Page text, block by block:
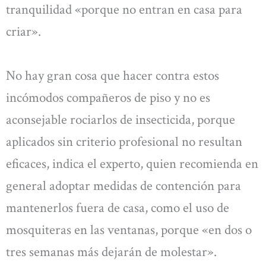
tranquilidad «porque no entran en casa para
criar».
No hay gran cosa que hacer contra estos
incómodos compañeros de piso y no es
aconsejable rociarlos de insecticida, porque
aplicados sin criterio profesional no resultan
eficaces, indica el experto, quien recomienda en
general adoptar medidas de contención para
mantenerlos fuera de casa, como el uso de
mosquiteras en las ventanas, porque «en dos o
tres semanas más dejarán de molestar».